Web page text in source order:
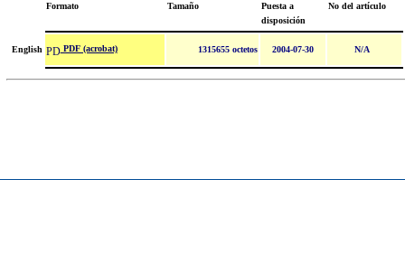
Formato Tamaño
Puesta a
disposición
No del artículo
English PDF (acrobat) 1315655 octetos 2004-07-30 N/A